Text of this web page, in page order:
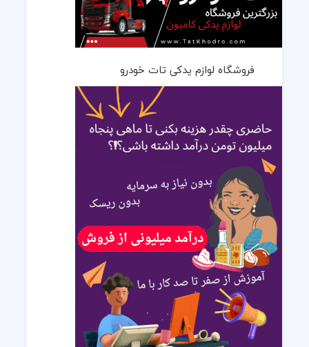
فروشگاه لوازم یدکی تات خودرو